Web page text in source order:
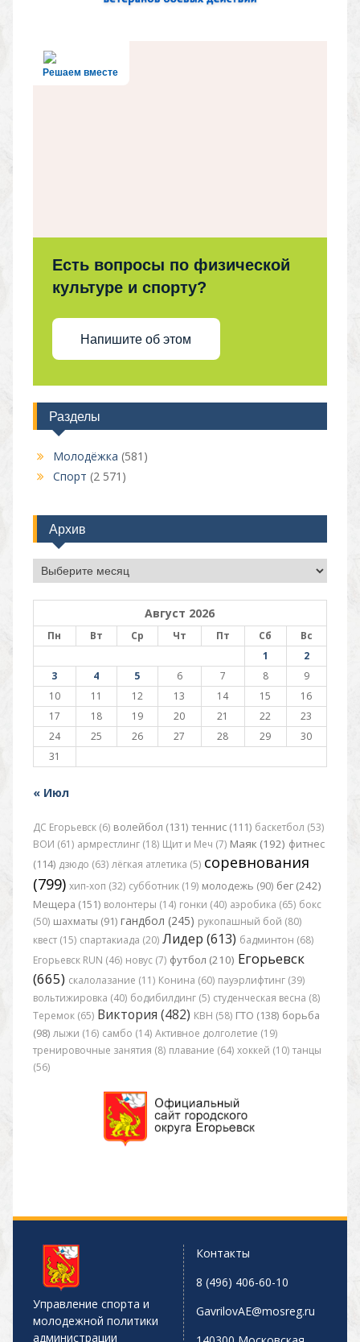
Решаем вместе
Есть вопросы по физической
культуре и спорту?
Напишите об этом
Разделы
Молодёжка (581)
Спорт (2 571)
Архив
Архив
Август 2026
Пн Вт Ср Чт Пт Сб
Вс
1
2
3
4 5 6 7 8
9
10
11 12 13 14 15
16
17
18 19 20 21 22
23
24
25 26 27 28 29
30
31
« Июл
ДС Егорьевск (6) волейбол (131) теннис (111) баскетбол (53)
ВОИ (61) армрестлинг (18) Щит и Меч (7) Маяк (192) фитнес
(114) дзюдо (63) лёгкая атлетика (5) соревнования
(799) хип-хоп (32) субботник (19) молодежь (90) бег (242)
Мещера (151) волонтеры (14) гонки (40) аэробика (65) бокс
(50) шахматы (91) гандбол (245) рукопашный бой (80)
квест (15) спартакиада (20) Лидер (613) бадминтон (68)
Егорьевск RUN (46) новус (7) футбол (210) Егорьевск
(665) скалолазание (11) Конина (60) пауэрлифтинг (39)
вольтижировка (40) бодибилдинг (5) студенческая весна (8)
Теремок (65) Виктория (482) КВН (58) ГТО (138) борьба
(98) лыжи (16) самбо (14) Активное долголетие (19)
тренировочные занятия (8) плавание (64) хоккей (10) танцы
(56)
Управление спорта и
молодежной политики
администрации
Контакты
8 (496) 406-60-10
GavrilovAE@mosreg.ru